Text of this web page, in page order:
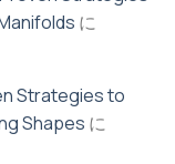
に
Strategies to
Shapes に